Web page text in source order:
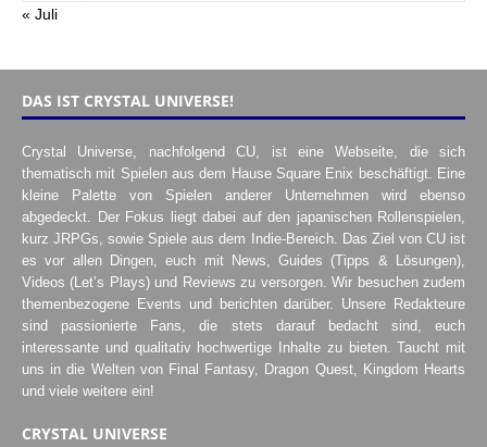
« Juli
DAS IST CRYSTAL UNIVERSE!
Crystal Universe, nachfolgend CU, ist eine Webseite, die sich
thematisch mit Spielen aus dem Hause Square Enix beschäftigt. Eine
kleine Palette von Spielen anderer Unternehmen wird ebenso
abgedeckt. Der Fokus liegt dabei auf den japanischen Rollenspielen,
kurz JRPGs, sowie Spiele aus dem Indie-Bereich. Das Ziel von CU ist
es vor allen Dingen, euch mit News, Guides (Tipps & Lösungen),
Videos (Let’s Plays) und Reviews zu versorgen. Wir besuchen zudem
themenbezogene Events und berichten darüber. Unsere Redakteure
sind passionierte Fans, die stets darauf bedacht sind, euch
interessante und qualitativ hochwertige Inhalte zu bieten. Taucht mit
uns in die Welten von Final Fantasy, Dragon Quest, Kingdom Hearts
und viele weitere ein!
CRYSTAL UNIVERSE